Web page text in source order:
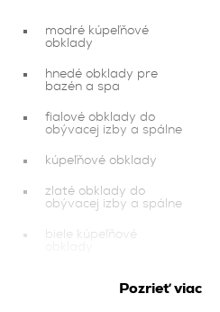
modré kúpeľňové
obklady
hnedé obklady pre
bazén a spa
fialové obklady do
obývacej izby a spálne
kúpeľňové obklady
zlaté obklady do
obývacej izby a spálne
biele kúpeľňové
Pozrieť viac